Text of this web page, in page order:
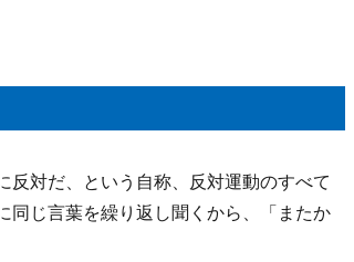
反対だ、という自称、反対運動のすべて
同じ言葉を繰り返し聞くから、「またか